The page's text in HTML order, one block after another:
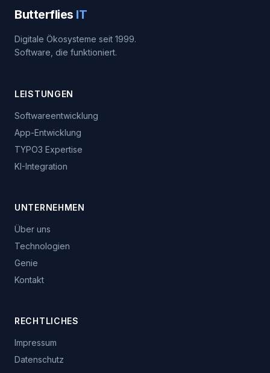
Butterflies IT
Digitale Ökosysteme seit 1999.
Software, die funktioniert.
LEISTUNGEN
Softwareentwicklung
App-Entwicklung
TYPO3 Expertise
KI-Integration
UNTERNEHMEN
Über uns
Technologien
Genie
Kontakt
RECHTLICHES
Impressum
Datenschutz